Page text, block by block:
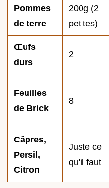
Pommes
de terre
200g (2
petites)
Œufs
durs
2
Feuilles
de Brick
8
Câpres,
Persil,
Citron
Juste ce
qu'il faut